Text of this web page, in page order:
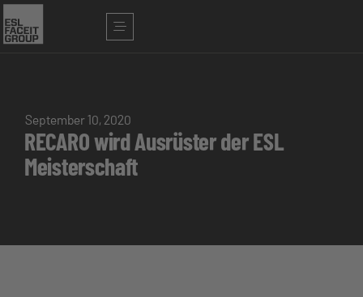
September 10, 2020
RECARO wird Ausrüster der ESL
Meisterschaft